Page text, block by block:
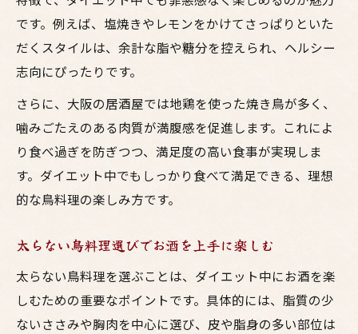
です。例えば、塩焼きやレモンをかけてさっぱりといた
だくスタイルは、余計な脂や糖分を控えられ、ヘルシー
志向にぴったりです。
さらに、大阪の居酒屋では地鶏を使った焼き鳥が多く、
噛みごたえのある肉質が満腹感を促進します。これによ
り食べ過ぎを防ぎつつ、満足度の高い食事が実現しま
す。ダイエット中でもしっかり食べて満足できる、理想
的な鳥料理の楽しみ方です。
太らない鳥料理選びでお酒を上手に楽しむ
太らない鳥料理を選ぶことは、ダイエット中にお酒を楽
しむための重要なポイントです。具体的には、脂質の少
ないささみや胸肉を中心に選び、皮や脂身の多い部位は